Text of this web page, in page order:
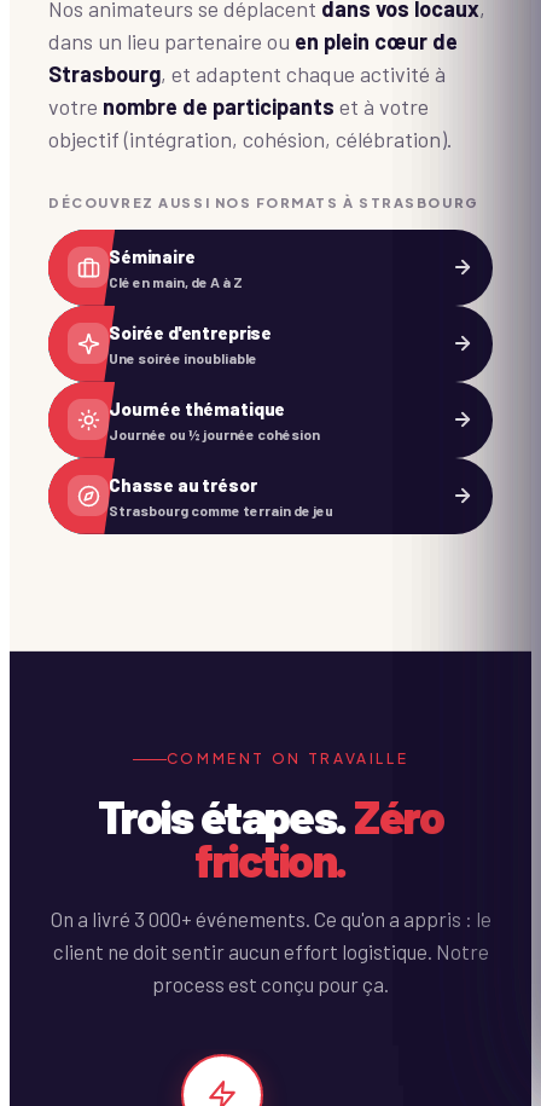
Nos animateurs se déplacent dans vos locaux,
dans un lieu partenaire ou en plein cœur de
Strasbourg, et adaptent chaque activité à
votre nombre de participants et à votre
objectif (intégration, cohésion, célébration).
DÉCOUVREZ AUSSI NOS FORMATS À STRASBOURG
Séminaire
Clé en main, de A à Z
Soirée d'entreprise
Une soirée inoubliable
Journée thématique
Journée ou ½ journée cohésion
Chasse au trésor
Strasbourg comme terrain de jeu
COMMENT ON TRAVAILLE
Trois étapes.Zéro
friction.
On a livré 3 000+ événements. Ce qu'on a appris : le
client ne doit sentir aucun effort logistique. Notre
process est conçu pour ça.